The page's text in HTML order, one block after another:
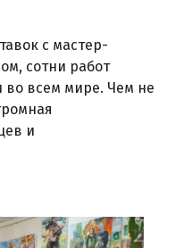
с мастер-
сотни работ
всем мире. Чем не
и